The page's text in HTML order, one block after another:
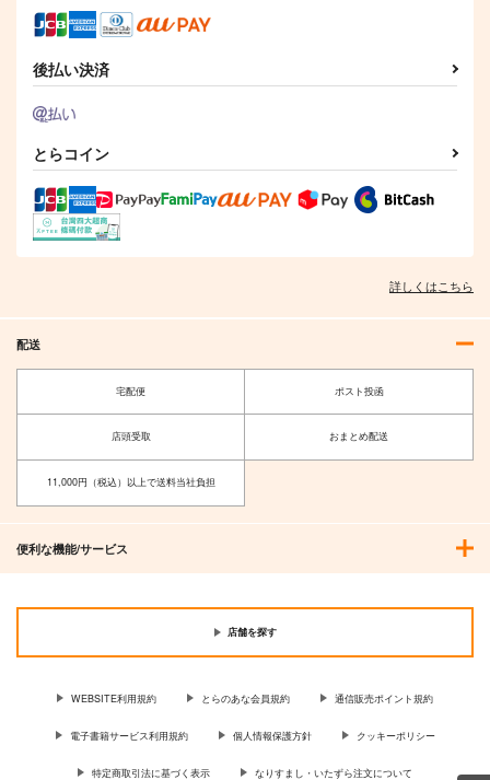
後払い決済
とらコイン
詳しくはこちら
配送
宅配便 ポスト投函
店頭受取 おまとめ配送
11,000円（税込）以上で送料当社負担
便利な機能/サービス
店舗を探す
WEBSITE利用規約 とらのあな会員規約 通信販売ポイント規約
電子書籍サービス利用規約 個人情報保護方針 クッキーポリシー
特定商取引法に基づく表示 なりすまし・いたずら注文について